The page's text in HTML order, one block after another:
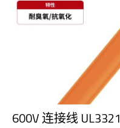
600V 连接线 UL3321